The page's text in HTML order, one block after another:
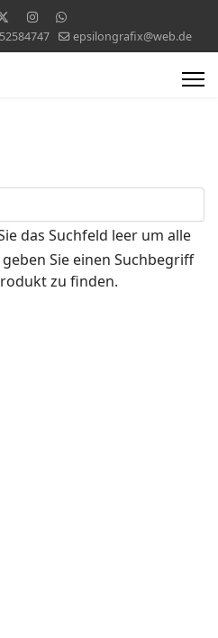
epsilongrafix@web.de
das Suchfeld leer um alle
Sie einen Suchbegriff
zu finden.